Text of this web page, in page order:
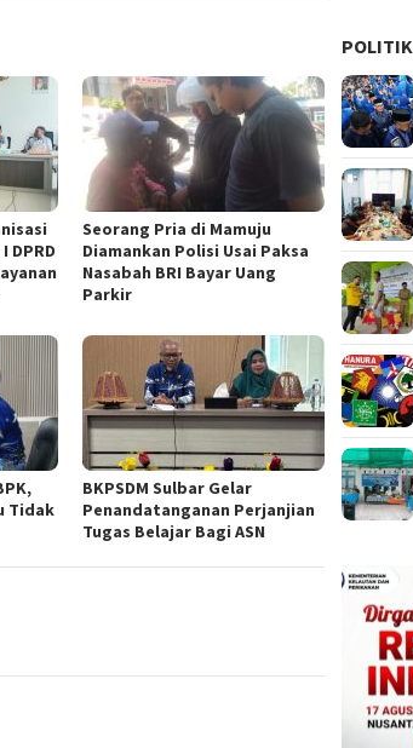
DPRD
Seorang Pria di Mamuju
Diamankan Polisi Usai Paksa
Nasabah BRI Bayar Uang
Parkir
Tidak
BKPSDM Sulbar Gelar
Penandatanganan Perjanjian
Tugas Belajar Bagi ASN
POLITIK